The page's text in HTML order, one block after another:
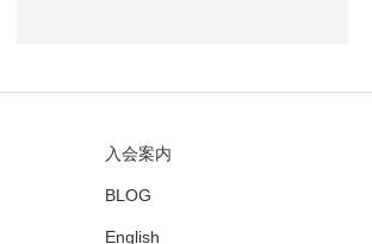
入会案内
BLOG
English